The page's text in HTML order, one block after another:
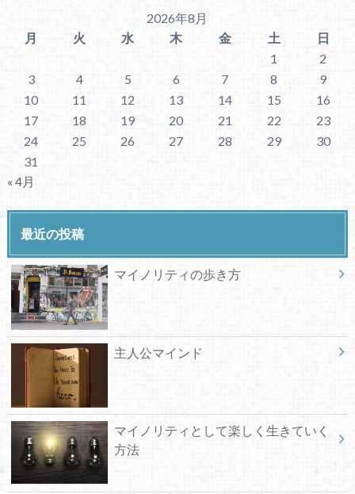
2026年8月
月
火 水 木 金 土
日
1
2
3
4 5 6 7 8
9
10
11 12 13 14 15
16
17
18 19 20 21 22
23
24
25 26 27 28 29
30
31
« 4月
最近の投稿
マイノリティの歩き方
主人公マインド
マイノリティとして楽しく生きていく
方法